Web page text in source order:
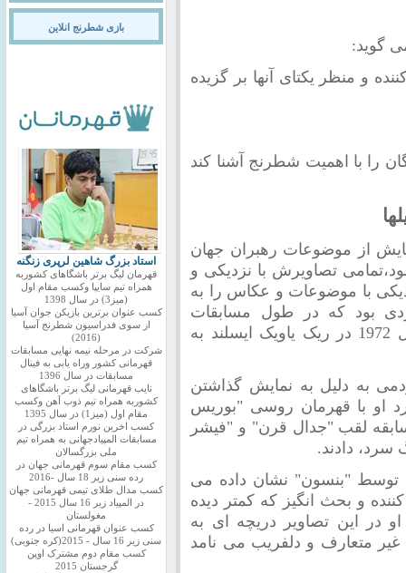
گوید:
و منظر یکتای آنها بر گزیده
را با اهمیت شطرنج آشنا کند
از موضوعات رهبران جهان
تصاویرش با نزدیکی و
با موضوعات و عکاس را به
بود که در طول مسابقات
حماسی قهرمانی شطرنج جهان در سال 1972 در ریک یاویک ایسلند به
به دلیل به نمایش گذاشتن
او با قهرمان روسی "بوریس
لقب "جدال قرن" و "فیشر
دادند.
توسط "بنسون" نشان داده می
و بحث انگیز که کمتر دیده
در این تصاویر دریچه ای به
متعارف و دلفریب می نامد
بازی شطرنج انلاین
استاد بزرگ شاهین لرپری زنگنه
قهرمان لیگ برتر باشگاهای کشوربه
همراه تیم سایپا وکسب مقام اول
(میز3) در سال 1398
کسب عنوان برترین بازیکن جوان آسیا
از سوی فدراسیون شطرنج آسیا
(2016)
شرکت در مرحله نیمه نهایی مسابقات
قهرمانی کشور وراه یابی به فینال
مسابقات در سال 1396
نایب قهرمانی لیگ برتر باشگاهای
کشوربه همراه تیم ذوب آهن وکسب
مقام اول (میز1) در سال 1395
کسب اخرین نورم استاد بزرگی در
مسابقات المپیادجهانی به همراه تیم
ملی بزرگسالان
کسب مقام سوم قهرمانی جهان در
رده سنی زیر 18 سال -2016
کسب مدال طلای تیمی قهرمانی جهان
در المپیاد زیر 16 سال 2015 -
مغولستان
کسب عنوان قهرمانی اسیا در رده
سنی زیر 16 سال - 2015(کره جنوبی)
کسب مقام دوم مشترک اوپن
گرجستان 2015